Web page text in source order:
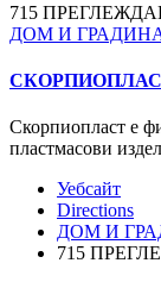
715
ДОМ И
СКОРПИОПЛАСТ
Скорпиопласт е
пластмасови
Уебсайт
Directions
ДОМ И
715